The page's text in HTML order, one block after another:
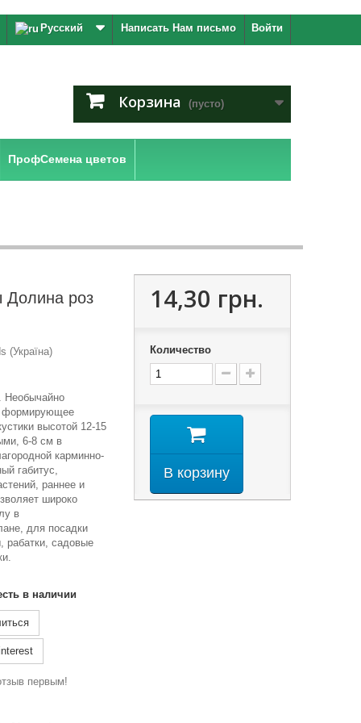
Войти
Написать Нам письмо
Русский
Корзина (пусто)
ПрофСемена цветов
роз
(Україна)
Необычайно
формирующее
высотой 12-15
6-8 см в
карминно-
габитус,
раннее и
широко
в
для посадки
рабатки, садовые
в наличии
первым!
14,30 грн.
Количество
В корзину